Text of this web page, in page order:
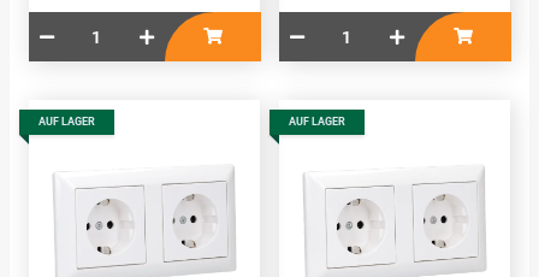
AUF LAGER AUF LAGER